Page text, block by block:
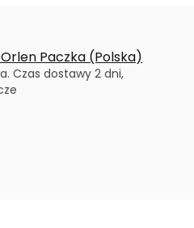
Paczka (Polska)
Czas dostawy 2 dni,